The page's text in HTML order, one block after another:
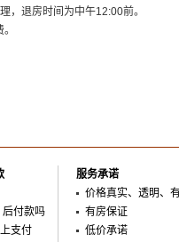
，退房时间为中午12:00前。
后付款吗
支付
服务承诺
价格真实、透明、
有房保证
低价承诺